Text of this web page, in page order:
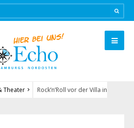
Theater
Rock’n’Roll vor der Villa in